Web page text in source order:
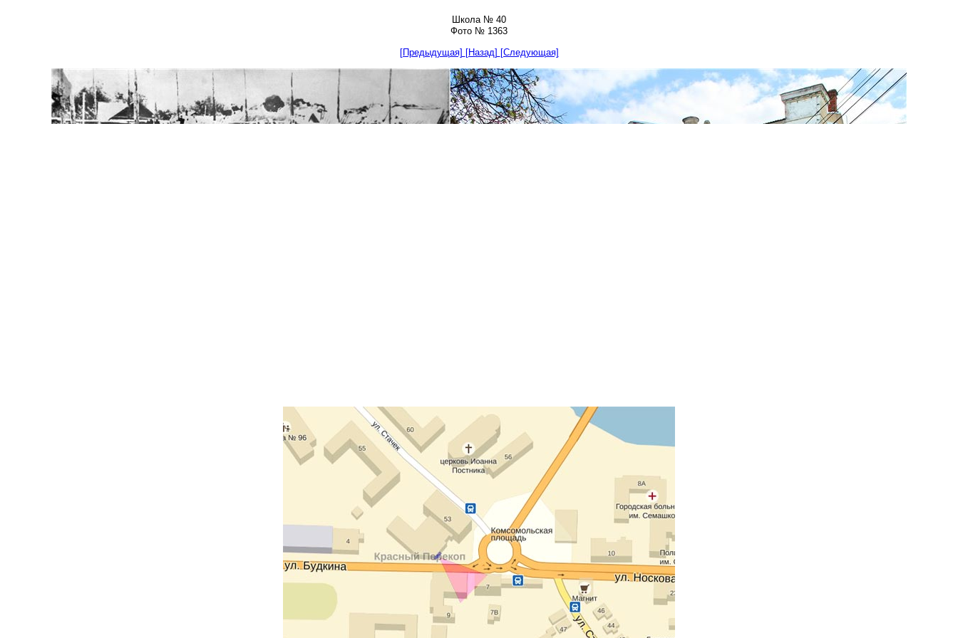
Школа № 40
Фото № 1363
[Предыдущая] [Назад] [Следующая]